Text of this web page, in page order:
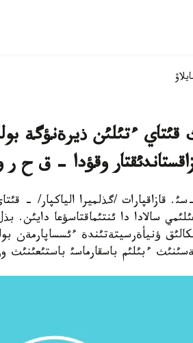
استانا. قئركذيةكتئث 6-سئ. قازاقپارات /گذلميرا
سالادا دا ئنتئماقتاسؤعا دايئن.
ؤنيأةرسيتةتئندة
ءبئلئم باسقارماسئ باستئعئنئث